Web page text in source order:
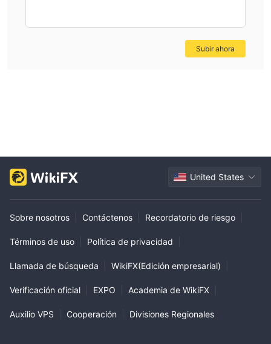
Subir ahora
United States
Sobre nosotros Contáctenos Recordatorio de riesgo
Términos de uso Política de privacidad
Llamada de búsqueda WikiFX(Edición empresarial)
Verificación oficial EXPO Academia de WikiFX
Auxilio VPS Cooperación Divisiones Regionales